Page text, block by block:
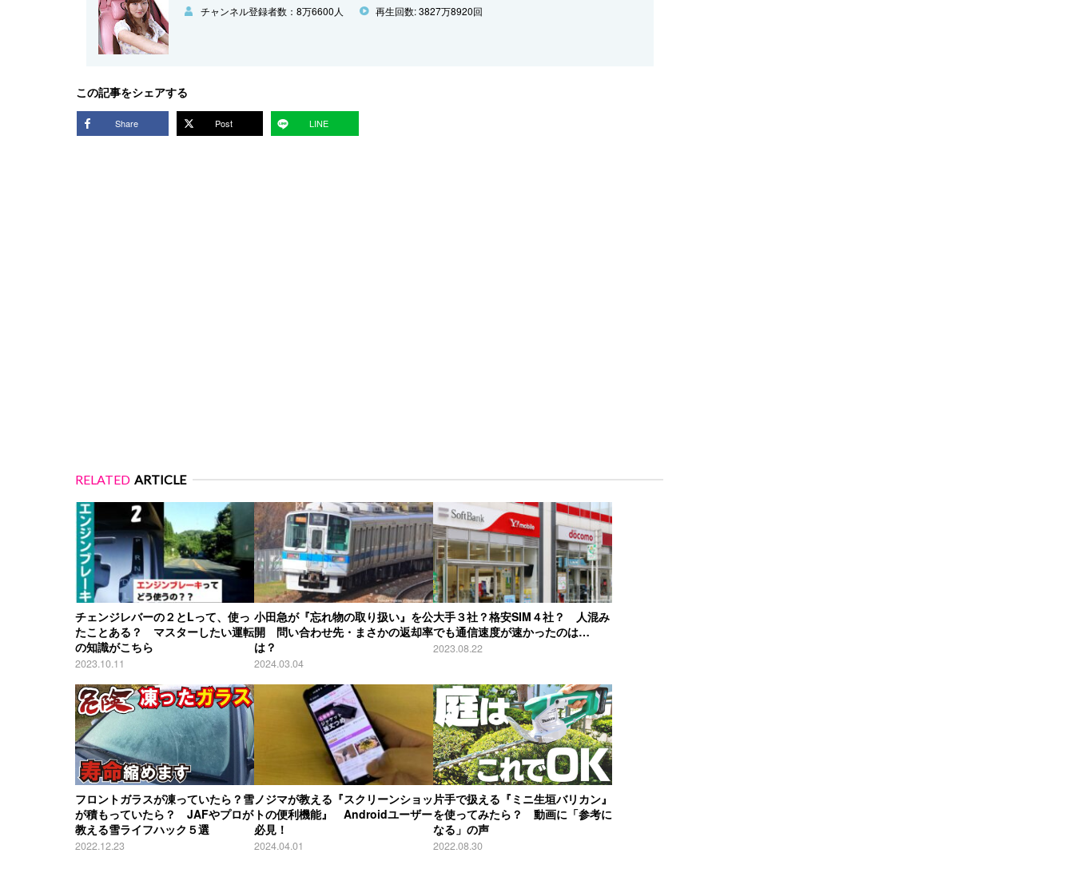
チャンネル登録者数：8万6600人 再生回数: 3827万8920回
この記事をシェアする
Share Post LINE
RELATED ARTICLE
チェンジレバーの２とLって、使っ
たことある？ マスターしたい運転
の知識がこちら
2023.10.11
小田急が『忘れ物の取り扱い』を公
開 問い合わせ先・まさかの返却率
は？
2024.03.04
大手３社？格安SIM４社？ 人混み
でも通信速度が速かったのは…
2023.08.22
フロントガラスが凍っていたら？雪
が積もっていたら？ JAFやプロが
教える雪ライフハック５選
2022.12.23
ノジマが教える『スクリーンショッ
トの便利機能』 Androidユーザー
必見！
2024.04.01
片手で扱える『ミニ生垣バリカン』
を使ってみたら？ 動画に「参考に
なる」の声
2022.08.30